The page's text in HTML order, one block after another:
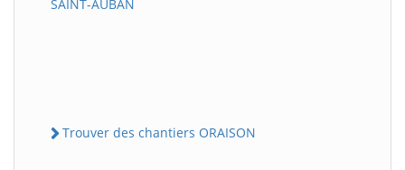
SAINT-AUBAN
Trouver des chantiers ORAISON